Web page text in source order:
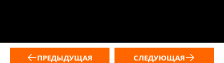
ПРЕДЫДУЩАЯ СЛЕДУЮЩАЯ